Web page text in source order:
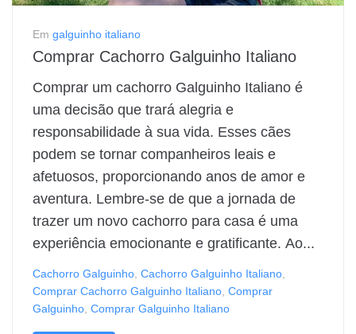
Em galguinho italiano
Comprar Cachorro Galguinho Italiano
Comprar um cachorro Galguinho Italiano é
uma decisão que trará alegria e
responsabilidade à sua vida. Esses cães
podem se tornar companheiros leais e
afetuosos, proporcionando anos de amor e
aventura. Lembre-se de que a jornada de
trazer um novo cachorro para casa é uma
experiência emocionante e gratificante. Ao...
Cachorro Galguinho Cachorro Galguinho Italiano
Comprar Cachorro Galguinho Italiano Comprar
Galguinho Comprar Galguinho Italiano